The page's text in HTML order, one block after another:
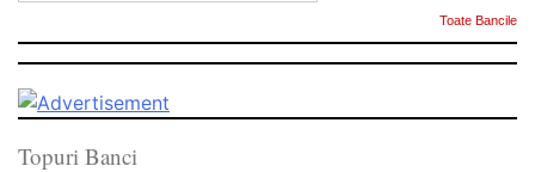
Toate Bancile
Topuri Banci